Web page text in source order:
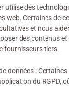
utilise des
web. Certaines de
et nous
des contenus
fournisseurs tiers.
données :
du RGPD,